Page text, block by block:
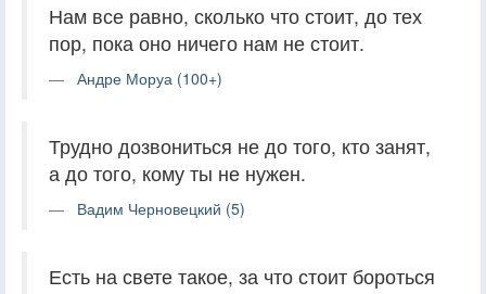
Нам все равно, сколько что стоит, до тех
пор, пока оно ничего нам не стоит.
Андре Моруа (100+)
Трудно дозвониться не до того, кто занят,
а до того, кому ты не нужен.
Вадим Черновецкий (5)
Есть на свете такое, за что стоит бороться